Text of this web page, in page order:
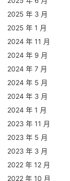
2025 年 3 月
2025 年 1 月
2024 年 11 月
2024 年 9 月
2024 年 7 月
2024 年 5 月
2024 年 3 月
2024 年 1 月
2023 年 11 月
2023 年 5 月
2023 年 3 月
2022 年 12 月
2022 年 10 月